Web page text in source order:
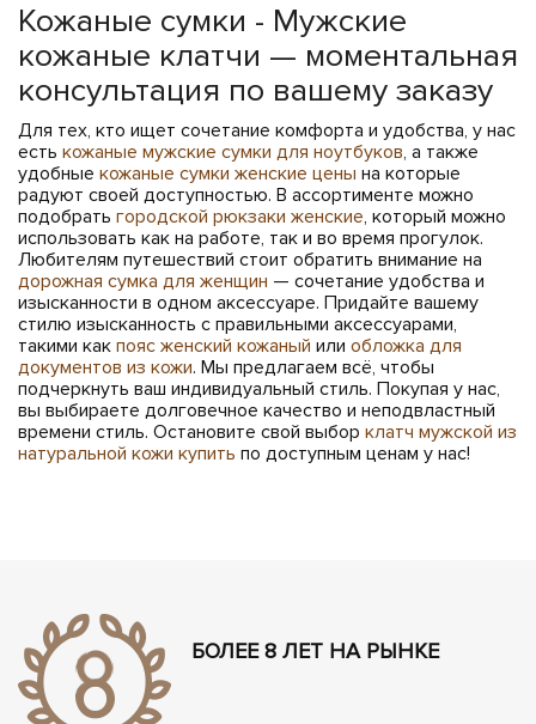
Кожаные сумки - Мужские
кожаные клатчи — моментальная
консультация по вашему заказу
Для тех, кто ищет сочетание комфорта и удобства, у нас
есть кожаные мужские сумки для ноутбуков, а также
удобные кожаные сумки женские цены на которые
радуют своей доступностью. В ассортименте можно
подобрать городской рюкзаки женские, который можно
использовать как на работе, так и во время прогулок.
Любителям путешествий стоит обратить внимание на
дорожная сумка для женщин — сочетание удобства и
изысканности в одном аксессуаре. Придайте вашему
стилю изысканность с правильными аксессуарами,
такими как пояс женский кожаный или обложка для
документов из кожи. Мы предлагаем всё, чтобы
подчеркнуть ваш индивидуальный стиль. Покупая у нас,
вы выбираете долговечное качество и неподвластный
времени стиль. Остановите свой выбор клатч мужской из
натуральной кожи купить по доступным ценам у нас!
БОЛЕЕ 8 ЛЕТ НА РЫНКЕ